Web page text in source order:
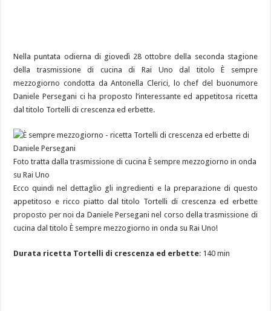
Nella puntata odierna di giovedì 28 ottobre della seconda stagione
della trasmissione di cucina di Rai Uno dal titolo È sempre
mezzogiorno condotta da Antonella Clerici, lo chef del buonumore
Daniele Persegani ci ha proposto l’interessante ed appetitosa ricetta
dal titolo Tortelli di crescenza ed erbette.
Foto tratta dalla trasmissione di cucina È sempre mezzogiorno in onda
su Rai Uno
Ecco quindi nel dettaglio gli ingredienti e la preparazione di questo
appetitoso e ricco piatto dal titolo Tortelli di crescenza ed erbette
proposto per noi da Daniele Persegani nel corso della trasmissione di
cucina dal titolo È sempre mezzogiorno in onda su Rai Uno!
Durata ricetta Tortelli di crescenza ed erbette: 140 min